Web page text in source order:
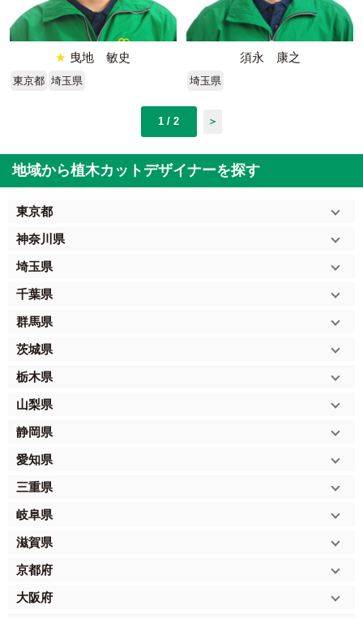
★ 曳地 敏史
東京都 埼玉県
須永 康之
埼玉県
1 / 2 ＞
地域から植木カットデザイナーを探す
東京都
神奈川県
埼玉県
千葉県
群馬県
茨城県
栃木県
山梨県
静岡県
愛知県
三重県
岐阜県
滋賀県
京都府
大阪府